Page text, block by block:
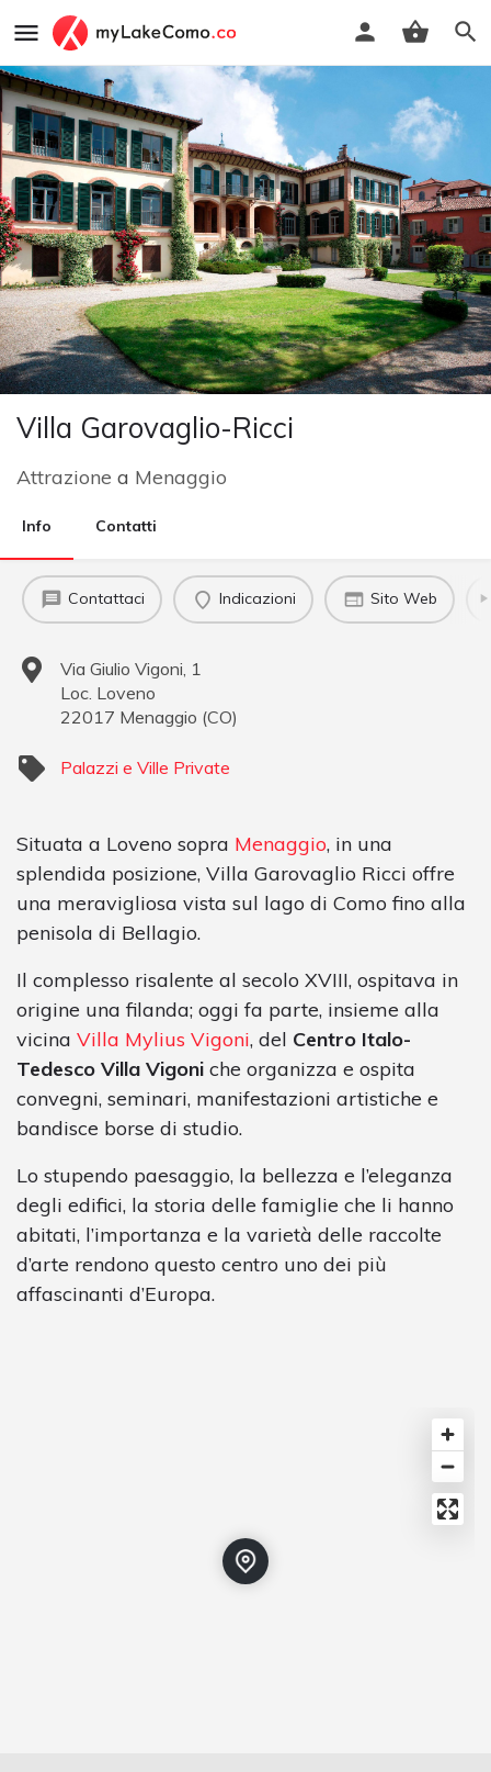
Villa Garovaglio-Ricci
Attrazione a Menaggio
Info Contatti
Contattaci Indicazioni Sito Web
Via Giulio Vigoni, 1
Loc. Loveno
22017 Menaggio (CO)
Palazzi e Ville Private
Situata a Loveno sopra Menaggio, in una
splendida posizione, Villa Garovaglio Ricci offre
una meravigliosa vista sul lago di Como fino alla
penisola di Bellagio.
Il complesso risalente al secolo XVIII, ospitava in
origine una filanda; oggi fa parte, insieme alla
vicina Villa Mylius Vigoni, del Centro Italo-
Tedesco Villa Vigoni che organizza e ospita
convegni, seminari, manifestazioni artistiche e
bandisce borse di studio.
Lo stupendo paesaggio, la bellezza e l’eleganza
degli edifici, la storia delle famiglie che li hanno
abitati, l’importanza e la varietà delle raccolte
d’arte rendono questo centro uno dei più
affascinanti d’Europa.